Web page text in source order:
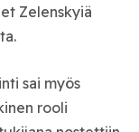
Zelenskyiä
sai myös
rooli